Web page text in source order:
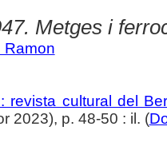
Metges i
Ramon
revista cultural del
2023), p. 48-50 : il. (